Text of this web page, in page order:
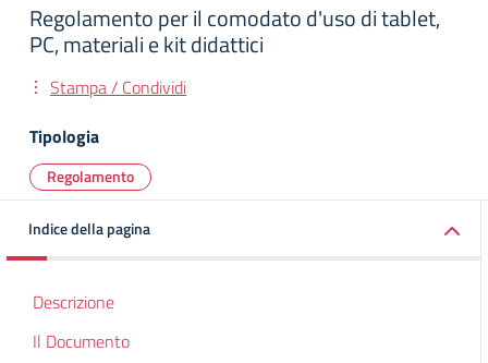
Regolamento per il comodato d'uso di tablet,
PC, materiali e kit didattici
Stampa / Condividi
Tipologia
Regolamento
Indice della pagina
Descrizione
Il Documento